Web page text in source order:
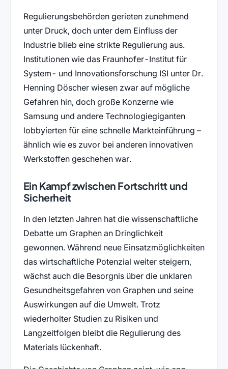
Regulierungsbehörden gerieten zunehmend
unter Druck, doch unter dem Einfluss der
Industrie blieb eine strikte Regulierung aus.
Institutionen wie das Fraunhofer-Institut für
System- und Innovationsforschung ISI unter Dr.
Henning Döscher wiesen zwar auf mögliche
Gefahren hin, doch große Konzerne wie
Samsung und andere Technologiegiganten
lobbyierten für eine schnelle Markteinführung –
ähnlich wie es zuvor bei anderen innovativen
Werkstoffen geschehen war.
Ein Kampf zwischen Fortschritt und
Sicherheit
In den letzten Jahren hat die wissenschaftliche
Debatte um Graphen an Dringlichkeit
gewonnen. Während neue Einsatzmöglichkeiten
das wirtschaftliche Potenzial weiter steigern,
wächst auch die Besorgnis über die unklaren
Gesundheitsgefahren von Graphen und seine
Auswirkungen auf die Umwelt. Trotz
wiederholter Studien zu Risiken und
Langzeitfolgen bleibt die Regulierung des
Materials lückenhaft.